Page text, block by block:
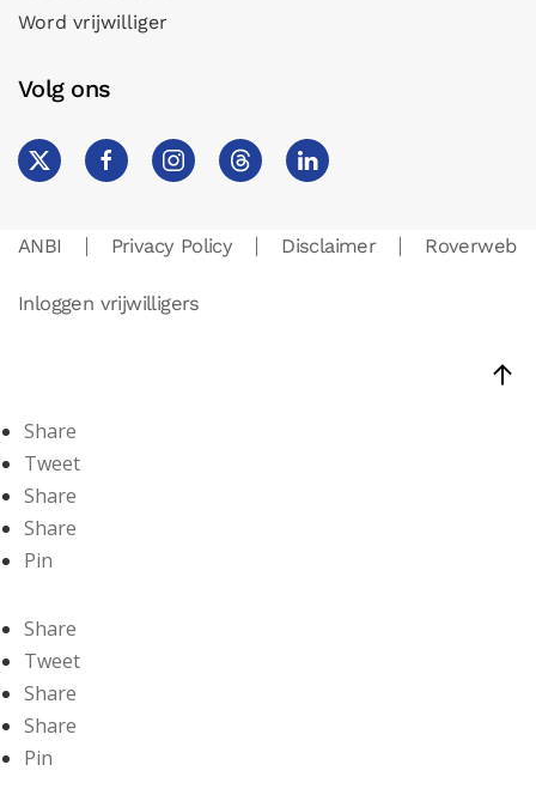
Word vrijwilliger
Volg ons
ANBI Privacy Policy Disclaimer Roverweb
Inloggen vrijwilligers
Share
Tweet
Share
Share
Pin
Share
Tweet
Share
Share
Pin